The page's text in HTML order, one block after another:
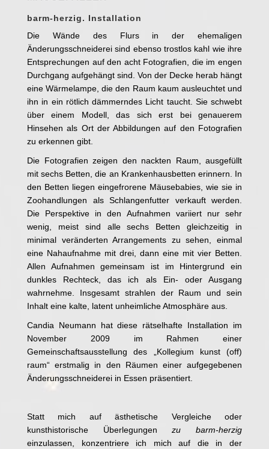
barm-herzig. Installation
Die Wände des Flurs in der ehemaligen
Änderungsschneiderei sind ebenso trostlos kahl wie ihre
Entsprechungen auf den acht Fotografien, die im engen
Durchgang aufgehängt sind. Von der Decke herab hängt
eine Wärmelampe, die den Raum kaum ausleuchtet und
ihn in ein rötlich dämmerndes Licht taucht. Sie schwebt
über einem Modell, das sich erst bei genauerem
Hinsehen als Ort der Abbildungen auf den Fotografien
zu erkennen gibt.
Die Fotografien zeigen den nackten Raum, ausgefüllt
mit sechs Betten, die an Krankenhausbetten erinnern. In
den Betten liegen eingefrorene Mäusebabies, wie sie in
Zoohandlungen als Schlangenfutter verkauft werden.
Die Perspektive in den Aufnahmen variiert nur sehr
wenig, meist sind alle sechs Betten gleichzeitig in
minimal veränderten Arrangements zu sehen, einmal
eine Nahaufnahme mit drei, dann eine mit vier Betten.
Allen Aufnahmen gemeinsam ist im Hintergrund ein
dunkles Rechteck, das ich als Ein- oder Ausgang
wahrnehme. Insgesamt strahlen der Raum und sein
Inhalt eine kalte, latent unheimliche Atmosphäre aus.
Candia Neumann hat diese rätselhafte Installation im
November 2009 im Rahmen einer
Gemeinschaftsausstellung des „Kollegium kunst (off)
raum“ erstmalig in den Räumen einer aufgegebenen
Änderungsschneiderei in Essen präsentiert.
Statt mich auf ästhetische Vergleiche oder
kunsthistorische Überlegungenzu barm-herzig
einzulassen, konzentriere ich mich auf die in der